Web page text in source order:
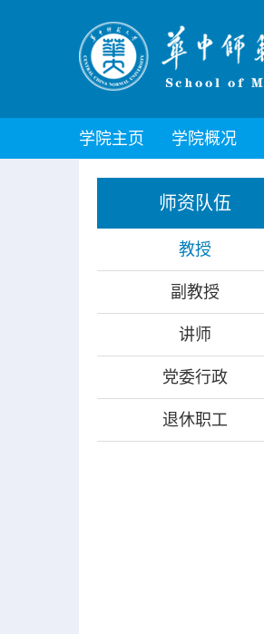
学院主页 学院概况
师资队伍
教授
副教授
讲师
党委行政
退休职工